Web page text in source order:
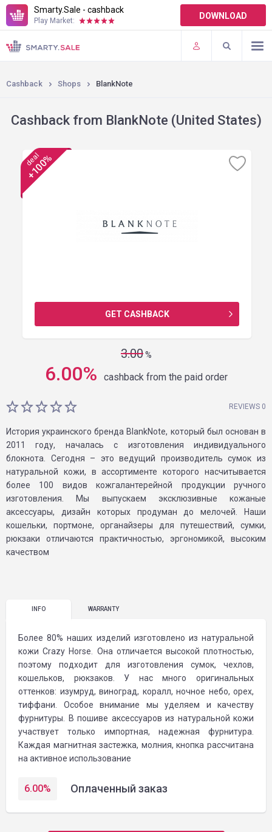
Smarty.Sale - cashback
Play Market: DOWNLOAD
TERMS OF USE
PLUGINS
Cashback Shops BlankNote
Cashback from BlankNote (United States)
deal
+100%
GET CASHBACK
3.00%
6.00% cashback from the paid order
REVIEWS 0
История украинского бренда BlankNote, который был основан в
2011 году, началась с изготовления индивидуального
блокнота. Сегодня – это ведущий производитель сумок из
натуральной кожи, в ассортименте которого насчитывается
более 100 видов кожгалантерейной продукции ручного
изготовления. Мы выпускаем эксклюзивные кожаные
аксессуары, дизайн которых продуман до мелочей. Наши
кошельки, портмоне, органайзеры для путешествий, сумки,
рюкзаки отличаются практичностью, эргономикой, высоким
качеством
INFO WARRANTY
Более 80% наших изделий изготовлено из натуральной
кожи Crazy Horse. Она отличается высокой плотностью,
поэтому подходит для изготовления сумок, чехлов,
кошельков, рюкзаков. У нас много оригинальных
оттенков: изумруд, виноград, коралл, ночное небо, орех,
тиффани. Особое внимание мы уделяем и качеству
фурнитуры. В пошиве аксессуаров из натуральной кожи
участвует только импортная, надежная фурнитура.
Каждая магнитная застежка, молния, кнопка рассчитана
на активное использование
6.00% Оплаченный заказ